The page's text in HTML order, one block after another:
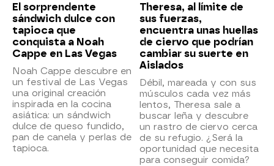
El sorprendente
sándwich dulce con
tapioca que
conquista a Noah
Cappe en Las Vegas
Noah Cappe descubre en
un festival de Las Vegas
una original creación
inspirada en la cocina
asiática: un sándwich
dulce de queso fundido,
pan de canela y perlas de
tapioca.
Theresa, al límite de
sus fuerzas,
encuentra unas huellas
de ciervo que podrían
cambiar su suerte en
Aislados
Débil, mareada y con sus
músculos cada vez más
lentos, Theresa sale a
buscar leña y descubre
un rastro de ciervo cerca
de su refugio. ¿Será la
oportunidad que necesita
para conseguir comida?